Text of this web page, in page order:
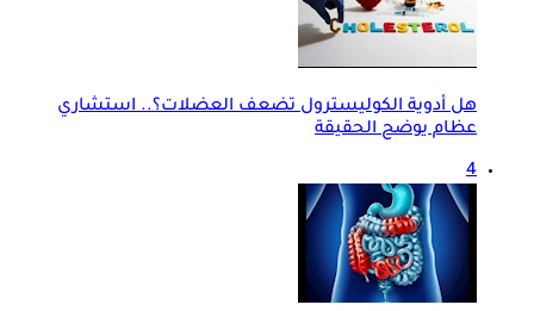
هل أدوية الكوليسترول تضعف العضلات؟.. استشاري
عظام يوضح الحقيقة
4